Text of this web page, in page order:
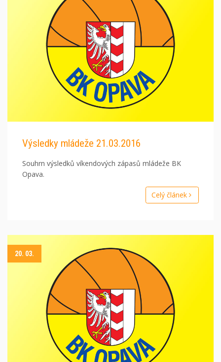
Výsledky mládeže 21.03.2016
Souhrn výsledků víkendových zápasů mládeže BK
Opava.
Celý článek
20. 03.